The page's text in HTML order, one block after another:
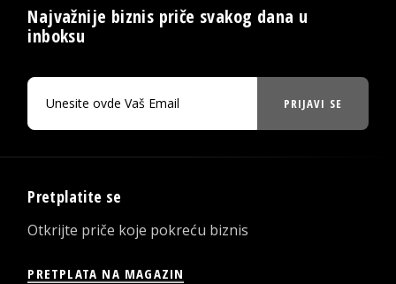
Najvažnije biznis priče svakog dana u
inboksu
PRIJAVI SE
Pretplatite se
Otkrijte priče koje pokreću biznis
PRETPLATA NA MAGAZIN